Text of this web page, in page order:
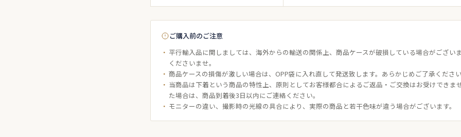
ご購入前のご注意
平行輸入品に関しましては、海外からの輸送の関係上、商品ケースが破損している場合がござい
くださいませ。
商品ケースの損傷が激しい場合は、OPP袋に入れ直して発送致します。あらかじめご了承くださ
当商品は下着という商品の特性上、原則としてお客様都合によるご返品・ご交換はお受けできま
た場合は、商品到着後3日以内にご連絡ください。
モニターの違い、撮影時の光線の具合により、実際の商品と若干色味が違う場合がございます。